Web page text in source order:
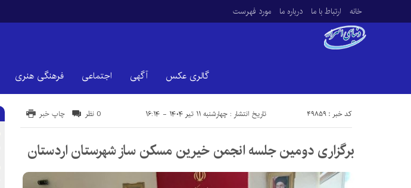
خانه ارتباط با ما درباره ما مورد فهرست
گالری عکس آگهی اجتماعی فرهنگی هنری
تاریخ انتشار : چهارشنبه ۱۱ تیر ۱۴۰۴ - ۱۶:۱۴ کد خبر : 49859 چاپ خبر 0 نظر
برگزاری دومین جلسه انجمن خیرین مسکن ساز شهرستان اردستان